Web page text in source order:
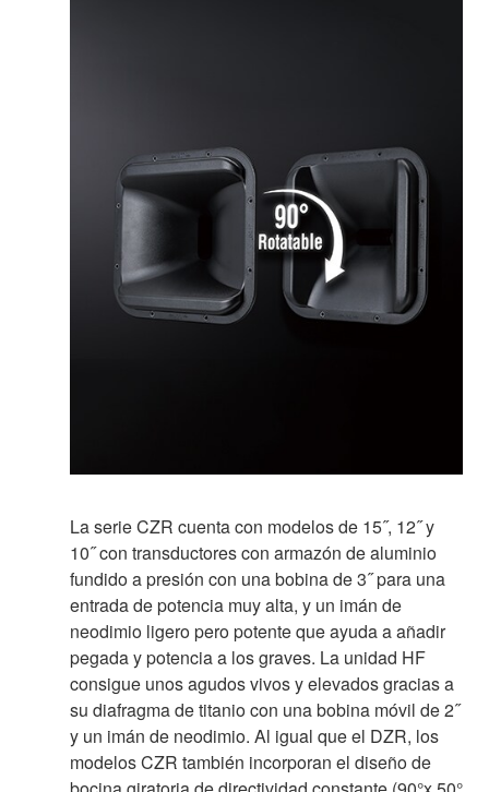
La serie CZR cuenta con modelos de 15˝, 12˝ y
10˝ con transductores con armazón de aluminio
fundido a presión con una bobina de 3˝ para una
entrada de potencia muy alta, y un imán de
neodimio ligero pero potente que ayuda a añadir
pegada y potencia a los graves. La unidad HF
consigue unos agudos vivos y elevados gracias a
su diafragma de titanio con una bobina móvil de 2˝
y un imán de neodimio. Al igual que el DZR, los
modelos CZR también incorporan el diseño de